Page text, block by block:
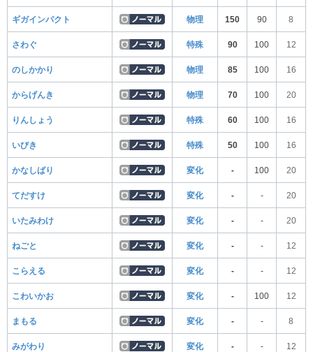
ギガインパクト 物理 150 90 8
さわぐ 特殊 90 100 12
のしかかり 物理 85 100 16
からげんき 物理 70 100 20
りんしょう 特殊 60 100 16
いびき 特殊 50 100 16
かなしばり 変化 - 100 20
てだすけ 変化 - - 20
いたみわけ 変化 - - 20
ねごと 変化 - - 12
こらえる 変化 - - 12
こわいかお 変化 - 100 12
まもる 変化 - - 8
みがわり 変化 - - 12